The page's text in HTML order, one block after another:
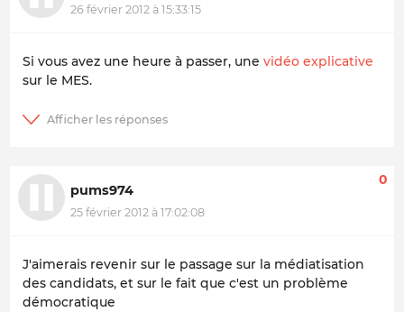
26 février 2012 à 15:33:15
Si vous avez une heure à passer, une vidéo explicative
sur le MES.
pums974
25 février 2012 à 17:02:08
0
J'aimerais revenir sur le passage sur la médiatisation
des candidats, et sur le fait que c'est un problème
démocratique